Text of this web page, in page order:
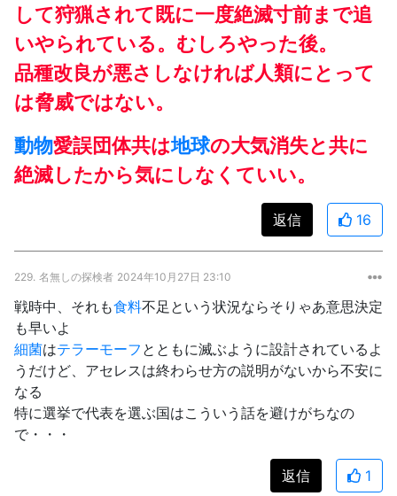
して狩猟されて既に一度絶滅寸前まで追
いやられている。むしろやった後。
品種改良が悪さしなければ人類にとって
は脅威ではない。
動物愛誤団体共は地球の大気消失と共に
絶滅したから気にしなくていい。
返信 16
229. 名無しの探検者 2024年10月27日 23:10
戦時中、それも食料不足という状況ならそりゃあ意思決定
も早いよ
細菌はテラーモーフ とともに滅ぶように設計されているよ
うだけど、アセレスは終わらせ方の説明がないから不安に
なる
特に選挙で代表を選ぶ国はこういう話を避けがちなの
で・・・
返信 1